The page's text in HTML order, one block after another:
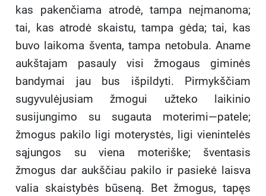
kas pakenčiama atrodė, tampa neįmanoma;
tai, kas atrodė skaistu, tampa gėda; tai, kas
buvo laikoma šventa, tampa netobula. Aname
aukštajam pasauly visi žmogaus giminės
bandymai jau bus išpildyti. Pirmykščiam
sugyvulėjusiam žmogui užteko laikinio
susijungimo su sugauta moterimi—patele;
žmogus pakilo ligi moterystės, ligi vienintelės
sąjungos su viena moteriške; šventasis
žmogus dar aukščiau pakilo ir pasiekė laisva
valia skaistybės būseną. Bet žmogus, tapęs